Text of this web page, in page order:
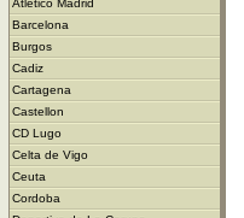
Atletico Madrid
Barcelona
Burgos
Cadiz
Cartagena
Castellon
CD Lugo
Celta de Vigo
Ceuta
Cordoba